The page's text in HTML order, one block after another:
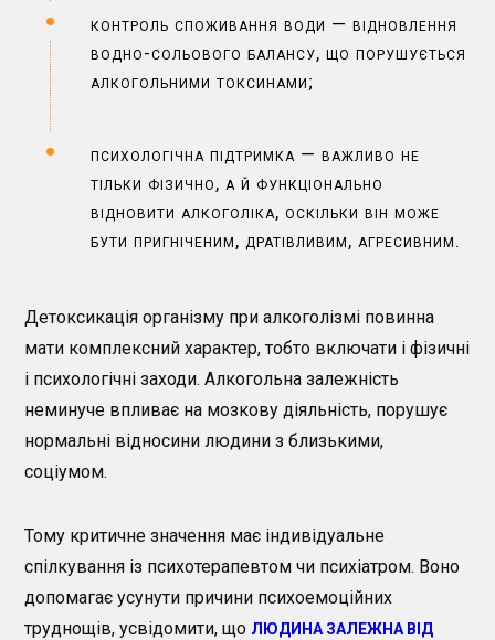
контроль споживання води — відновлення
водно-сольового балансу, що порушується
алкогольними токсинами;
психологічна підтримка — важливо не
тільки фізично, а й функціонально
відновити алкоголіка, оскільки він може
бути пригніченим, дратівливим, агресивним.
Детоксикація організму при алкоголізмі повинна
мати комплексний характер, тобто включати і фізичні
і психологічні заходи. Алкогольна залежність
неминуче впливає на мозкову діяльність, порушує
нормальні відносини людини з близькими,
соціумом.
Тому критичне значення має індивідуальне
спілкування із психотерапевтом чи психіатром. Воно
допомагає усунути причини психоемоційних
труднощів, усвідомити, що ЛЮДИНА ЗАЛЕЖНА ВІД